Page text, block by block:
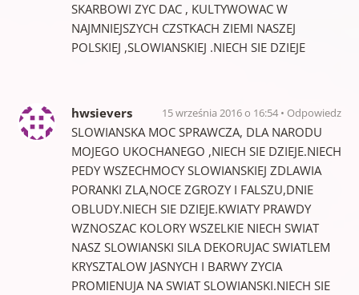
SKARBOWI ZYC DAC , KULTYWOWAC W
NAJMNIEJSZYCH CZSTKACH ZIEMI NASZEJ
POLSKIEJ ,SLOWIANSKIEJ .NIECH SIE DZIEJE
hwsievers 15 września 2016 o 16:54 Odpowiedz
SLOWIANSKA MOC SPRAWCZA, DLA NARODU
MOJEGO UKOCHANEGO ,NIECH SIE DZIEJE.NIECH
PEDY WSZECHMOCY SLOWIANSKIEJ ZDLAWIA
PORANKI ZLA,NOCE ZGROZY I FALSZU,DNIE
OBLUDY.NIECH SIE DZIEJE.KWIATY PRAWDY
WZNOSZAC KOLORY WSZELKIE NIECH SWIAT
NASZ SLOWIANSKI SILA DEKORUJAC SWIATLEM
KRYSZTALOW JASNYCH I BARWY ZYCIA
PROMIENUJA NA SWIAT SLOWIANSKI.NIECH SIE